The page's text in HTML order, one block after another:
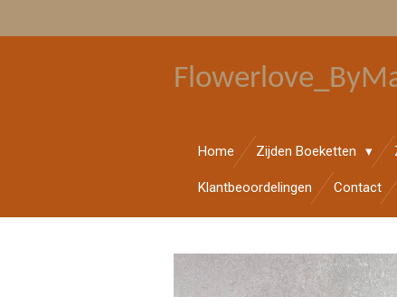
Home Zijden Boeketten
Klantbeoordelingen Contact